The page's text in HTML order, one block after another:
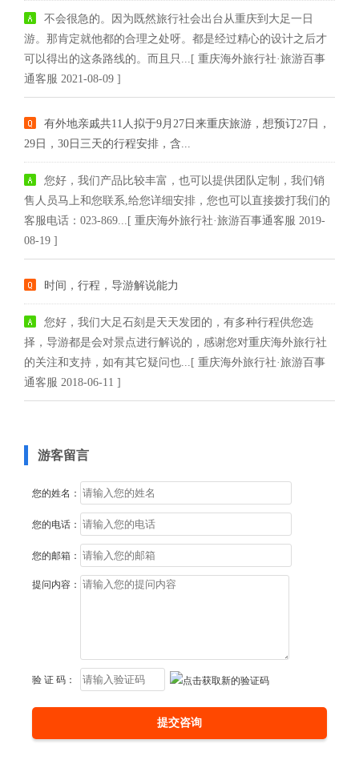
不会很急的。因为既然旅行社会出台从重庆到大足一日
游。那肯定就他都的合理之处呀。都是经过精心的设计之后才
可以得出的这条路线的。而且只...[ 重庆海外旅行社·旅游百事
通客服 2021-08-09 ]
有外地亲戚共11人拟于9月27日来重庆旅游，想预订27日，
29日，30日三天的行程安排，含...
您好，我们产品比较丰富，也可以提供团队定制，我们销
售人员马上和您联系,给您详细安排，您也可以直接拨打我们的
客服电话：023-869...[ 重庆海外旅行社·旅游百事通客服 2019-
08-19 ]
时间，行程，导游解说能力
您好，我们大足石刻是天天发团的，有多种行程供您选
择，导游都是会对景点进行解说的，感谢您对重庆海外旅行社
的关注和支持，如有其它疑问也...[ 重庆海外旅行社·旅游百事
通客服 2018-06-11 ]
游客留言
您的姓名：
您的电话：
您的邮箱：
提问内容：
验 证 码：
提交咨询